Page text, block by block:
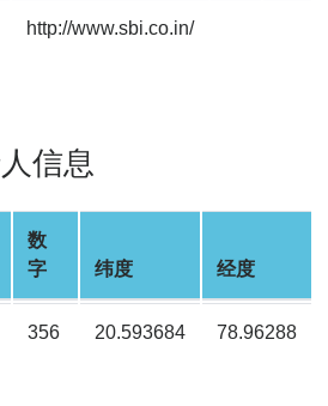
http://www.sbi.co.in/
信息
数
字
纬度 经度
356 20.593684 78.96288